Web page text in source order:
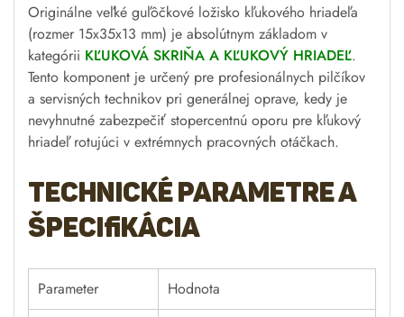
Originálne veľké guľôčkové ložisko kľukového hriadeľa
(rozmer 15x35x13 mm) je absolútnym základom v
kategórii KĽUKOVÁ SKRIŇA A KĽUKOVÝ HRIADEĽ.
Tento komponent je určený pre profesionálnych pilčíkov
a servisných technikov pri generálnej oprave, kedy je
nevyhnutné zabezpečiť stopercentnú oporu pre kľukový
hriadeľ rotujúci v extrémnych pracovných otáčkach.
Technické parametre a
špecifikácia
Parameter Hodnota